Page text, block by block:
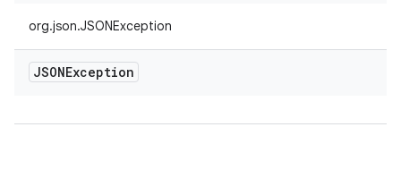
org.json.JSONException
JSONException